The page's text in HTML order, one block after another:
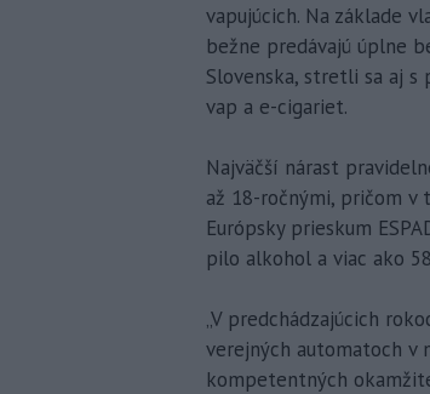
vapujúcich. Na základe
bežne predávajú úplne
Slovenska, stretli sa aj s
vap a e-cigariet.
Najväčší nárast
až 18-ročnými, pričom
Európsky prieskum
pilo alkohol a viac ako
„V predchádzajúcich
verejných automatoch v
kompetentných